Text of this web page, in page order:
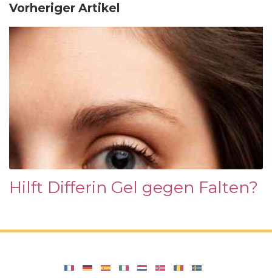
Vorheriger Artikel
Hilft Differin Gel gegen Falten?